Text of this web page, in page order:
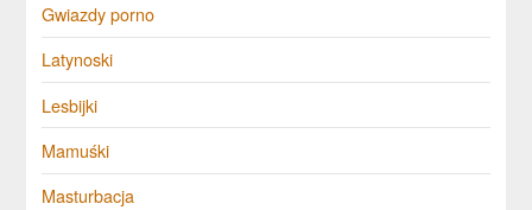
Gwiazdy porno
Latynoski
Lesbijki
Mamuśki
Masturbacja